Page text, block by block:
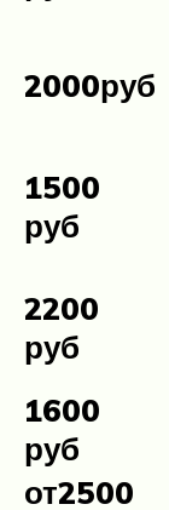
2000руб
1500
руб
2200
руб
1600
руб
от2500